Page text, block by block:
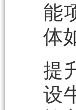
能
体
提
设